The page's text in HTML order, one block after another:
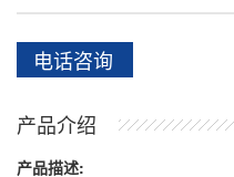
电话咨询
产品介绍
产品描述: